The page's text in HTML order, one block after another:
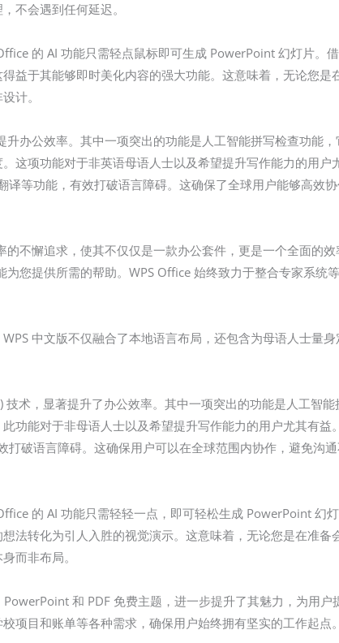
不会遇到任何延迟。
的 AI 功能只需轻点鼠标即可生成 PowerPoint 幻灯片。
益于其能够即时美化内容的强大功能。这意味着，无论您是
计。
办公效率。其中一项突出的功能是人工智能拼写检查功能
这项功能对于非英语母语人士以及希望提升写作能力的用户
译等功能，有效打破语言障碍。这确保了全球用户能够高效
不懈追求，使其不仅仅是一款办公套件，更是一个全面的
您提供所需的帮助。WPS Office 始终致力于整合专家系统
WPS 中文版不仅融合了本地语言布局，还包含为母语人士量
技术，显著提升了办公效率。其中一项突出的功能是人工智
功能对于非母语人士以及希望提升写作能力的用户尤其有益
破语言障碍。这确保用户可以在全球范围内协作，避免沟
的 AI 功能只需轻轻一点，即可轻松生成 PowerPoint 幻
法转化为引人入胜的视觉演示。这意味着，无论您是在准备
而非布局。
和 PDF 免费主题，进一步提升了其魅力，为用
项目和账单等各种需求，确保用户始终拥有坚实的工作起点。